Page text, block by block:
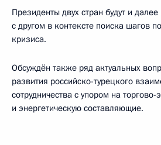
Президенты двух стран будут и далее
с другом в контексте поиска шагов
кризиса.
Обсуждён также ряд актуальных
развития российско-турецкого
сотрудничества с упором на
и энергетическую составляющие.